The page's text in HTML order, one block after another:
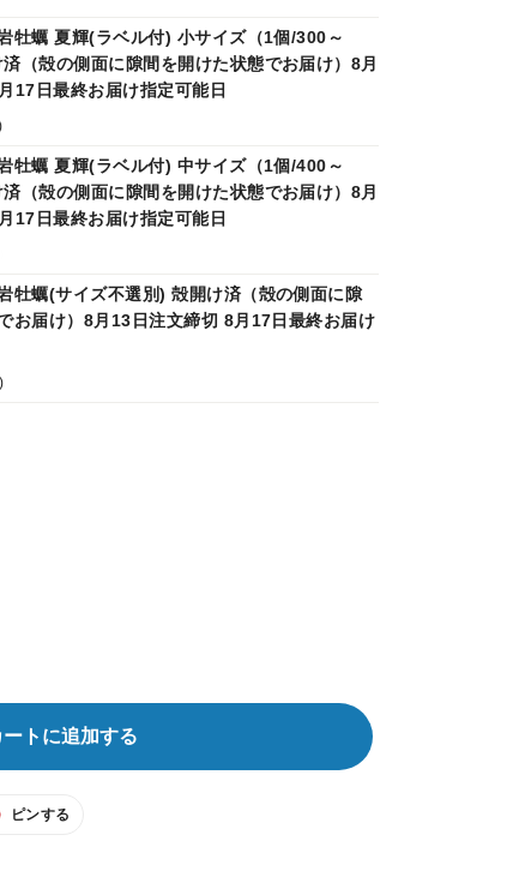
牡蠣 夏輝(ラベル付) 小サイズ（1個/300～
（殻の側面に隙間を開けた状態でお届け）8月
17日最終お届け指定可能日
牡蠣 夏輝(ラベル付) 中サイズ（1個/400～
（殻の側面に隙間を開けた状態でお届け）8月
17日最終お届け指定可能日
牡蠣(サイズ不選別) 殻開け済（殻の側面に隙
お届け）8月13日注文締切 8月17日最終お届け
ートに追加する
ピンする